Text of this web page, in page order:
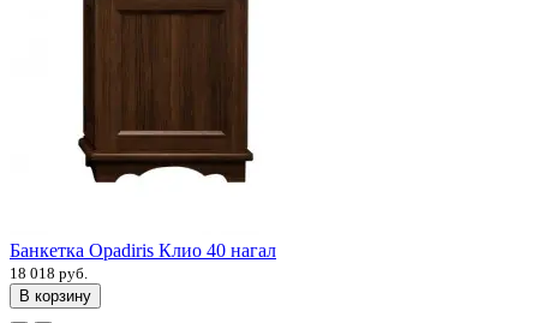
Банкетка Opadiris Клио 40 нагал
18 018 руб.
В корзину